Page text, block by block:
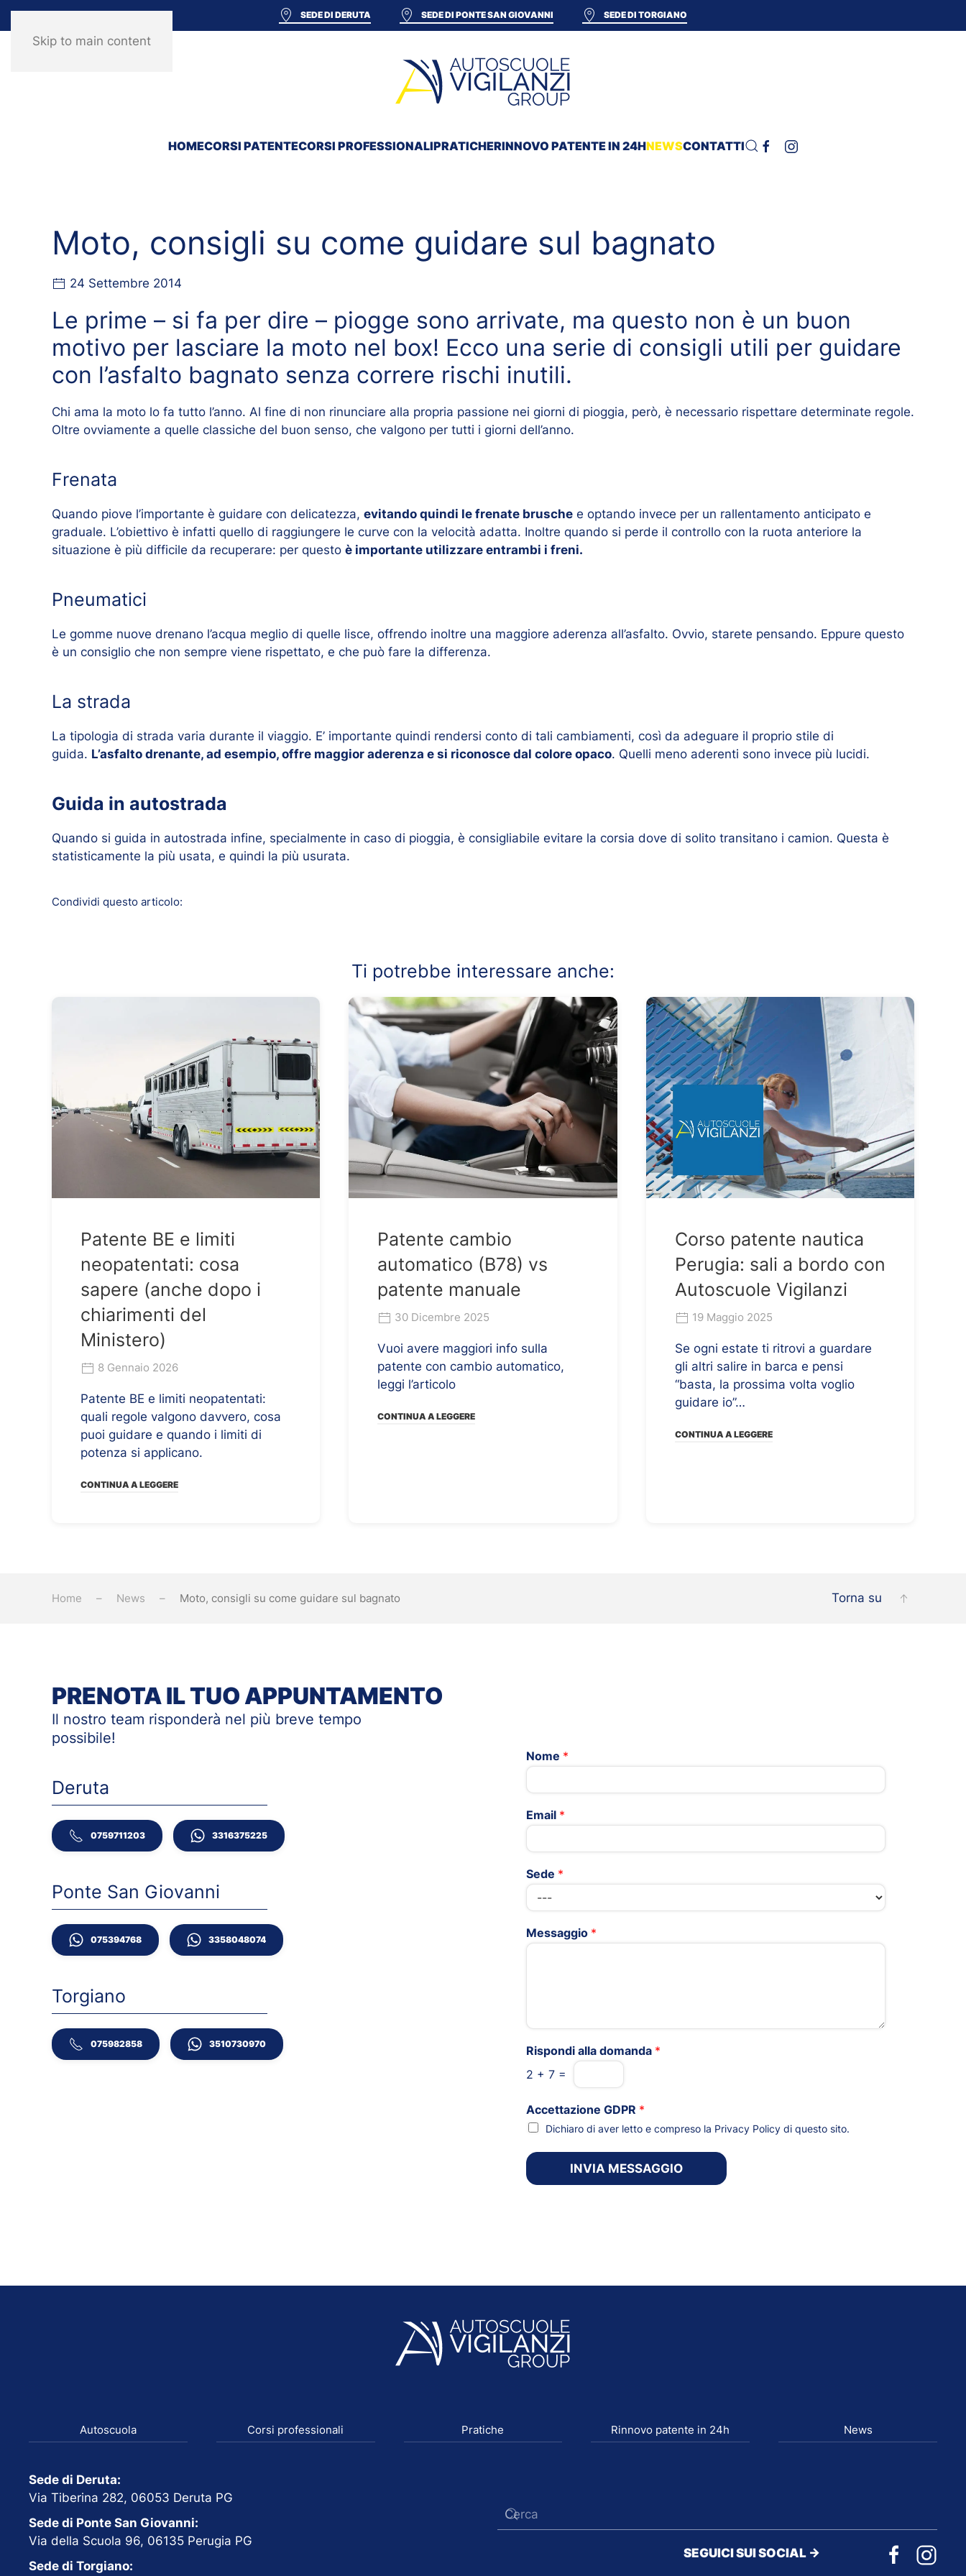
Skip to main content
SEDE DI DERUTA SEDE DI PONTE SAN GIOVANNI SEDE DI TORGIANO
HOMECORSI PATENTECORSI PROFESSIONALIPRATICHERINNOVO PATENTE IN 24HNEWSCONTATTI
Moto, consigli su come guidare sul bagnato
24 Settembre 2014
Le prime – si fa per dire – piogge sono arrivate, ma questo non è un buon
motivo per lasciare la moto nel box! Ecco una serie di consigli utili per guidare
con l’asfalto bagnato senza correre rischi inutili.
Chi ama la moto lo fa tutto l’anno. Al fine di non rinunciare alla propria passione nei giorni di pioggia, però, è necessario rispettare determinate regole.
Oltre ovviamente a quelle classiche del buon senso, che valgono per tutti i giorni dell’anno.
Frenata
Quando piove l’importante è guidare con delicatezza, evitando quindi le frenate brusche e optando invece per un rallentamento anticipato e
graduale. L’obiettivo è infatti quello di raggiungere le curve con la velocità adatta. Inoltre quando si perde il controllo con la ruota anteriore la
situazione è più difficile da recuperare: per questo è importante utilizzare entrambi i freni.
Pneumatici
Le gomme nuove drenano l’acqua meglio di quelle lisce, offrendo inoltre una maggiore aderenza all’asfalto. Ovvio, starete pensando. Eppure questo
è un consiglio che non sempre viene rispettato, e che può fare la differenza.
La strada
La tipologia di strada varia durante il viaggio. E’ importante quindi rendersi conto di tali cambiamenti, così da adeguare il proprio stile di
guida. L’asfalto drenante, ad esempio, offre maggior aderenza e si riconosce dal colore opaco. Quelli meno aderenti sono invece più lucidi.
Guida in autostrada
Quando si guida in autostrada infine, specialmente in caso di pioggia, è consigliabile evitare la corsia dove di solito transitano i camion. Questa è
statisticamente la più usata, e quindi la più usurata.
Condividi questo articolo:
Ti potrebbe interessare anche:
Patente BE e limiti
neopatentati: cosa
sapere (anche dopo i
chiarimenti del
Ministero)
8 Gennaio 2026
Patente BE e limiti neopatentati:
quali regole valgono davvero, cosa
puoi guidare e quando i limiti di
potenza si applicano.
CONTINUA A LEGGERE
Patente cambio
automatico (B78) vs
patente manuale
30 Dicembre 2025
Vuoi avere maggiori info sulla
patente con cambio automatico,
leggi l’articolo
CONTINUA A LEGGERE
Corso patente nautica
Perugia: sali a bordo con
Autoscuole Vigilanzi
19 Maggio 2025
Se ogni estate ti ritrovi a guardare
gli altri salire in barca e pensi
“basta, la prossima volta voglio
guidare io”…
CONTINUA A LEGGERE
Home News Moto, consigli su come guidare sul bagnato Torna su
PRENOTA IL TUO APPUNTAMENTO
Il nostro team risponderà nel più breve tempo
possibile!
Deruta
0759711203 3316375225
Ponte San Giovanni
075394768 3358048074
Torgiano
075982858 3510730970
Nome *
Email *
Sede *
Messaggio *
Rispondi alla domanda *
2 + 7 =
Accettazione GDPR *
Dichiaro di aver letto e compreso la Privacy Policy di questo sito.
INVIA MESSAGGIO
Autoscuola Corsi professionali Pratiche Rinnovo patente in 24h News
Sede di Deruta:
Via Tiberina 282, 06053 Deruta PG
Sede di Ponte San Giovanni:
Via della Scuola 96, 06135 Perugia PG
Sede di Torgiano:
SEGUICI SUI SOCIAL ->